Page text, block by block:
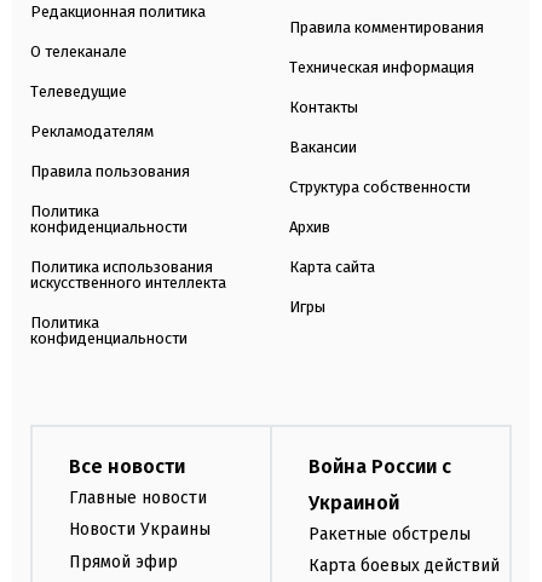
Редакционная политика
О телеканале
Телеведущие
Рекламодателям
Правила пользования
Политика
конфиденциальности
Политика использования
искусственного интеллекта
Политика
конфиденциальности
Правила комментирования
Техническая информация
Контакты
Вакансии
Структура собственности
Архив
Карта сайта
Игры
Все новости
Главные новости
Новости Украины
Прямой эфир
Война России с
Украиной
Ракетные обстрелы
Карта боевых действий